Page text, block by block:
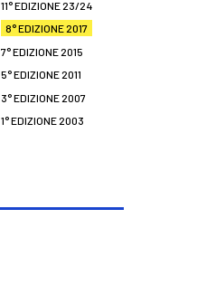
11° EDIZIONE 23/24
8° EDIZIONE 2017
7° EDIZIONE 2015
5° EDIZIONE 2011
3° EDIZIONE 2007
1° EDIZIONE 2003